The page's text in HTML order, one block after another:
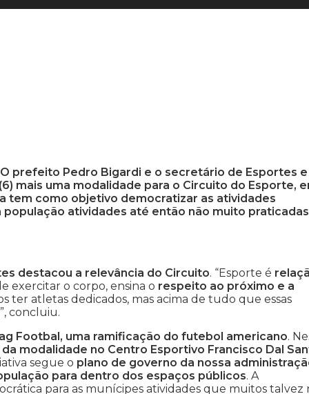
O prefeito Pedro Bigardi e o secretário de Esportes e
mais uma modalidade para o Circuito do Esporte,
tem como objetivo democratizar as atividades
atividades até então não muito
destacou a relevância do Circuito. “Esporte é
exercitar o corpo, ensina o respeito ao próximo e a
ter atletas dedicados, mas acima de tudo que essas
concluiu.
Footbal, uma ramificação do futebol americano.
modalidade no Centro Esportivo Francisco Dal
segue o plano de governo da nossa
para dentro dos espaços públicos. A
para as munícipes atividades que muitos talvez